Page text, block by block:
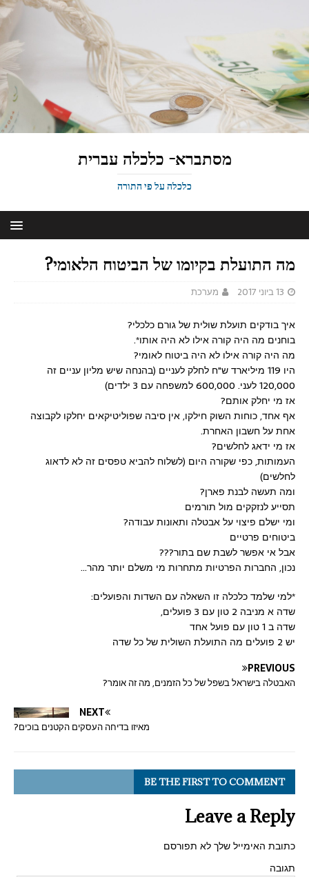
מסתברא- כלכלה עברית
כלכלה על פי התורה
מה התועלת בקיומו של הביטוח הלאומי?
13 ביוני 2017 מערכת
איך בודקים תועלת שולית של גורם כלכלי?
בוחנים מה היה קורה אילו לא היה אותו*.
מה היה קורה אילו לא היה ביטוח לאומי?
היו 119 מיליארד ש"ח לחלק לעניים (בהנחה שיש מליון עניים זה
120,000 לעני. 600,000 למשפחה עם 3 ילדים)
אז מי יחלק אותם?
אף אחד, כוחות השוק חילקו, אין סיבה שפוליטיקאים יחלקו לקבוצה
אחת על חשבון האחרת.
אז מי ידאג לחלשים?
העמותות, כפי שקורה היום (לשלוח להביא טפסים זה לא לדאוג
לחלשים)
ומה תעשה לבנת פארן?
תסייע לנזקקים מול תורמים
ומי ישלם פיצוי על אבטלה ותאונות עבודה?
ביטוחים פרטיים
אבל אי אפשר לשבת שם בתור???
נכון, החברות הפרטיות מתחרות מי משלם יותר מהר…
*למי שלמד כלכלה זו השאלה עם השדות והפועלים:
שדה א מניבה 2 טון עם 3 פועלים,
שדה ב 1 טון עם פועל אחד
יש 2 פועלים מה התועלת השולית של כל שדה
PREVIOUS
האבטלה בישראל בשפל של כל הזמנים, מה זה אומר?
NEXT
מאיזו בדיחה העסקים הקטנים בוכים?
BE THE FIRST TO COMMENT
Leave a Reply
כתובת האימייל שלך לא תפורסם
תגובה